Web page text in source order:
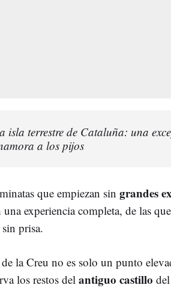
isla terrestre de Cataluña: una
a los pijos
que empiezan sin grandes
experiencia completa, de las
prisa.
la Creu no es solo un punto
los restos del antiguo castillo